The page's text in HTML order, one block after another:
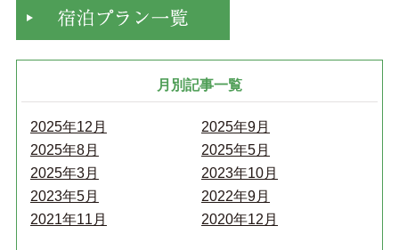
月別記事一覧
2025年12月
2025年9月
2025年8月
2025年5月
2025年3月
2023年10月
2023年5月
2022年9月
2021年11月
2020年12月